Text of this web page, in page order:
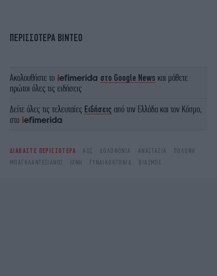
ΠΕΡΙΣΣΟΤΕΡΑ ΒΙΝΤΕΟ
Ακολουθήστε το στο Google News και μάθετε
πρώτοι όλες τις ειδήσεις
Δείτε όλες τις τελευταίες Ειδήσεις από την Ελλάδα και τον Κόσμο,
στο
ΔΙΑΒΑΣΤΕ ΠΕΡΙΣΣΟΤΕΡΑ ΚΩΣ ΔΟΛΟΦΟΝΊΑ ΑΝΑΣΤΆΖΙΑ
ΠΟΛΩΝΉ
ΜΠΑΓΚΛΑΝΤΕΣΙΑΝΟΣ
ΊΧΝΗ ΓΥΝΑΙΚΟΚΤΟΝΙΑ ΒΙΑΣΜΌΣ